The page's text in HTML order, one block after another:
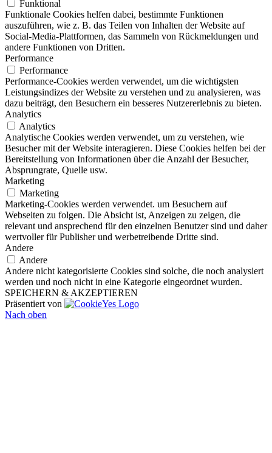
Funktional
Funktionale Cookies helfen dabei, bestimmte Funktionen
auszuführen, wie z. B. das Teilen von Inhalten der Website auf
Social-Media-Plattformen, das Sammeln von Rückmeldungen und
andere Funktionen von Dritten.
Performance
Performance
Performance-Cookies werden verwendet, um die wichtigsten
Leistungsindizes der Website zu verstehen und zu analysieren, was
dazu beiträgt, den Besuchern ein besseres Nutzererlebnis zu bieten.
Analytics
Analytics
Analytische Cookies werden verwendet, um zu verstehen, wie
Besucher mit der Website interagieren. Diese Cookies helfen bei der
Bereitstellung von Informationen über die Anzahl der Besucher,
Absprungrate, Quelle usw.
Marketing
Marketing
Marketing-Cookies werden verwendet. um Besuchern auf
Webseiten zu folgen. Die Absicht ist, Anzeigen zu zeigen, die
relevant und ansprechend für den einzelnen Benutzer sind und daher
wertvoller für Publisher und werbetreibende Dritte sind.
Andere
Andere
Andere nicht kategorisierte Cookies sind solche, die noch analysiert
werden und noch nicht in eine Kategorie eingeordnet wurden.
SPEICHERN & AKZEPTIEREN
Präsentiert von
Nach oben